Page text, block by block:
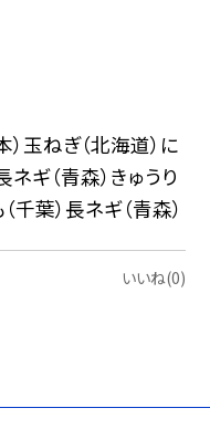
）玉ねぎ（北海道）に
ギ（青森）きゅうり
千葉）長ネギ（青森）
いいね(0)